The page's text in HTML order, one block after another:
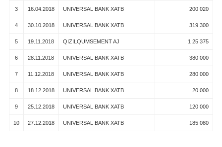
3 16.04.2018 UNIVERSAL BANK XATB 200 020
4 30.10.2018 UNIVERSAL BANK XATB 319 300
5 19.11.2018 QIZILQUMSEMENT AJ 1 25 375
6 28.11.2018 UNIVERSAL BANK XATB 380 000
7 11.12.2018 UNIVERSAL BANK XATB 280 000
8 18.12.2018 UNIVERSAL BANK XATB 20 000
9 25.12.2018 UNIVERSAL BANK XATB 120 000
10 27.12.2018 UNIVERSAL BANK XATB 185 080